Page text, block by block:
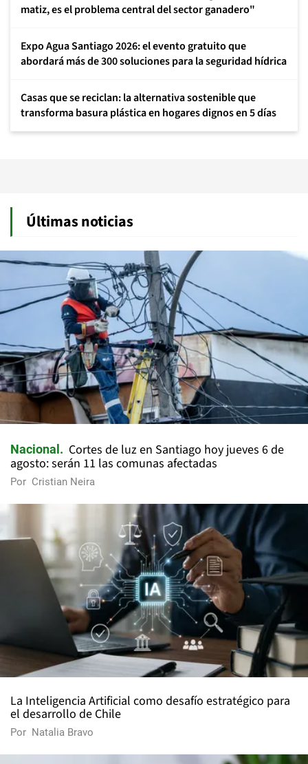
matiz, es el problema central del sector ganadero"
Expo Agua Santiago 2026: el evento gratuito que
abordará más de 300 soluciones para la seguridad hídrica
Casas que se reciclan: la alternativa sostenible que
transforma basura plástica en hogares dignos en 5 días
Últimas noticias
Nacional
Cortes de luz en Santiago hoy jueves 6 de
agosto: serán 11 las comunas afectadas
Por Cristian Neira
La Inteligencia Artificial como desafío estratégico para
el desarrollo de Chile
Por Natalia Bravo